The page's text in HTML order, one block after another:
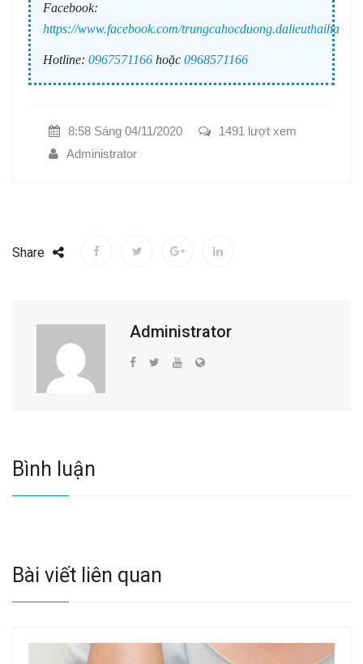
Facebook:
https://www.facebook.com/trungcahocduong.dalieuthaiha
Hotline: 0967571166 hoặc 0968571166
8:58 Sáng 04/11/2020
1491 lượt xem
Administrator
Share
Administrator
Bình luận
Bài viết liên quan